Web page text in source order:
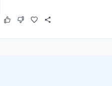
Este cupom funcionou
Este cupom não funcionou